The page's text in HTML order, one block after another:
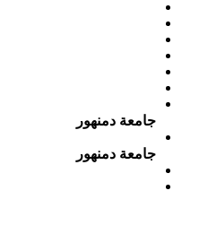
جامعة دمنهور
جامعة دمنهور